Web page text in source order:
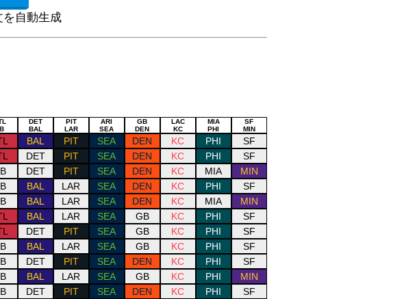
を自動生成
DET
BAL
PIT
LAR
ARI
SEA
GB
DEN
LAC
KC
MIA
PHI
SF
MIN
BAL PIT SEA DEN KC PHI SF
DET PIT SEA DEN KC PHI SF
DET PIT SEA DEN KC MIA MIN
BAL LAR SEA DEN KC PHI SF
BAL LAR SEA DEN KC MIA MIN
BAL LAR SEA GB KC PHI SF
DET PIT SEA GB KC PHI SF
BAL LAR SEA GB KC PHI SF
DET PIT SEA DEN KC PHI SF
BAL LAR SEA GB KC PHI MIN
DET PIT SEA DEN KC PHI SF